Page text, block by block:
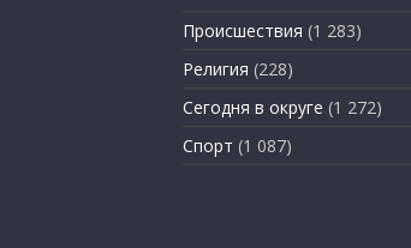
Происшествия (1 283)
Религия (228)
Сегодня в округе (1 272)
Спорт (1 087)